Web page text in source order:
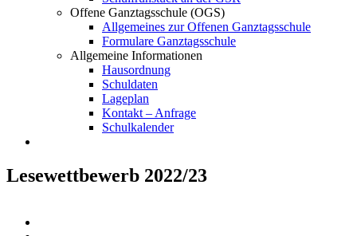
Offene Ganztagsschule (OGS)
Allgemeines zur Offenen Ganztagsschule
Formulare Ganztagsschule
Allgemeine Informationen
Hausordnung
Schuldaten
Lageplan
Kontakt – Anfrage
Schulkalender
Lesewettbewerb 2022/23